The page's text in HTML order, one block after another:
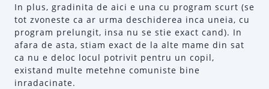
In plus, gradinita de aici e una cu program scurt (se
tot zvoneste ca ar urma deschiderea inca uneia, cu
program prelungit, insa nu se stie exact cand). In
afara de asta, stiam exact de la alte mame din sat
ca nu e deloc locul potrivit pentru un copil,
existand multe metehne comuniste bine
inradacinate.